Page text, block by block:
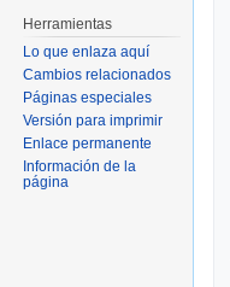
Herramientas
Lo que enlaza aquí
Cambios relacionados
Páginas especiales
Versión para imprimir
Enlace permanente
Información de la
página